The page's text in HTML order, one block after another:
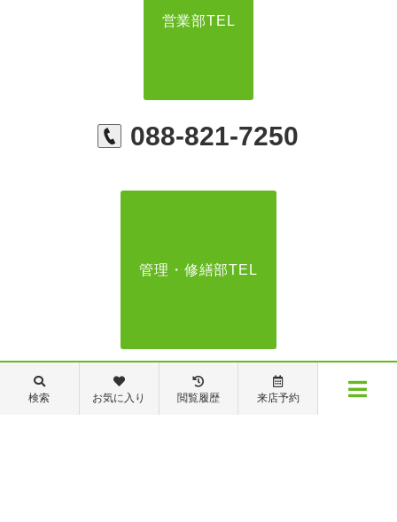
営業部TEL
088-821-7250
管理・修繕部TEL
088-821-7272
検索 お気に入り 閲覧履歴 来店予約